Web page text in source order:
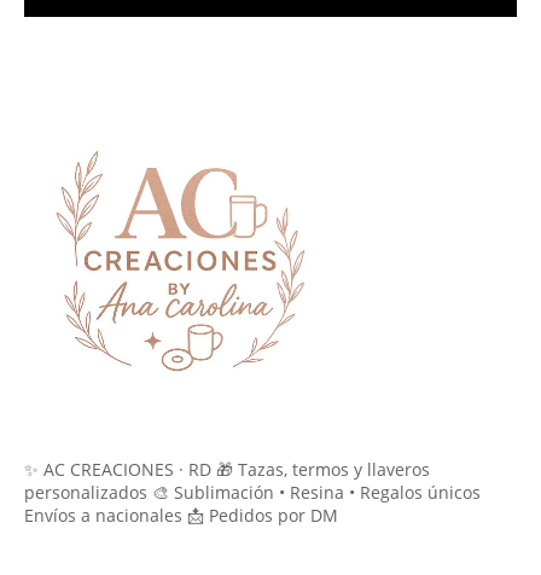
✨ AC CREACIONES · RD 🎁 Tazas, termos y llaveros
personalizados 🎨 Sublimación • Resina • Regalos únicos
Envíos a nacionales 📩 Pedidos por DM